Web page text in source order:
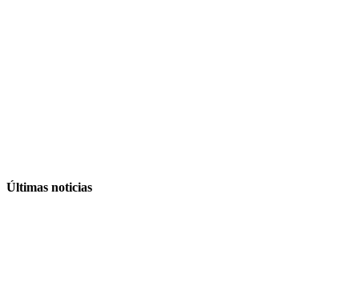
Últimas noticias